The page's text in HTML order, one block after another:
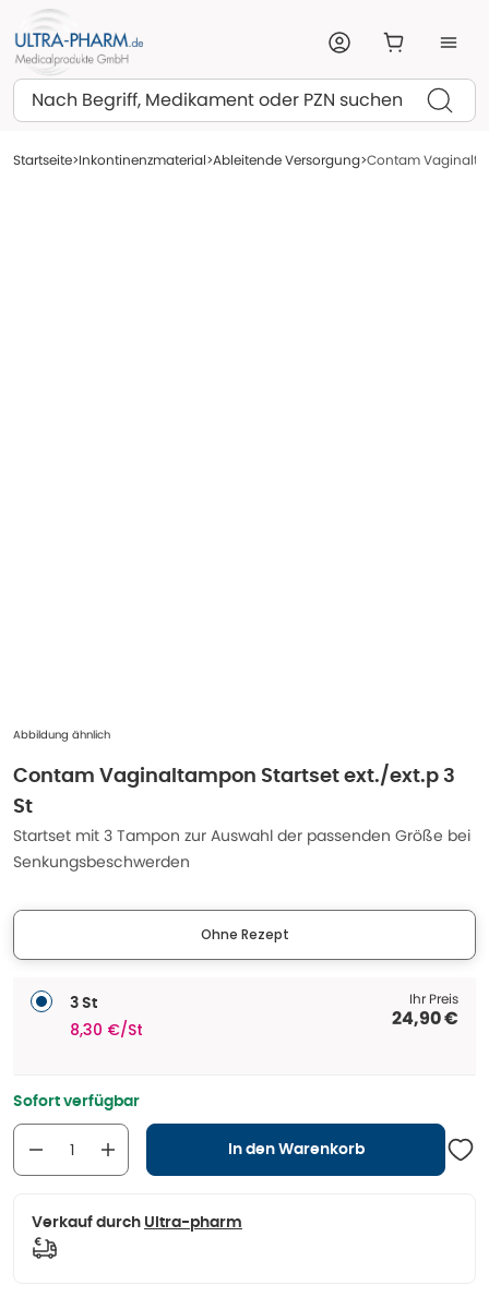
Suchen
Startseite Inkontinenzmaterial Ableitende Versorgung Contam
Abbildung ähnlich
Contam Vaginaltampon Startset ext./ext.p 3
St
Startset mit 3 Tampon zur Auswahl der passenden Größe bei
Senkungsbeschwerden
Ohne Rezept
3 St
8,30 €/St
Ihr Preis
24,90 €
Sofort verfügbar
In den Warenkorb
Verkauf durch Ultra-pharm